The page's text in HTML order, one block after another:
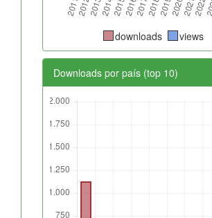
downloads views
Downloads por país (top 10)